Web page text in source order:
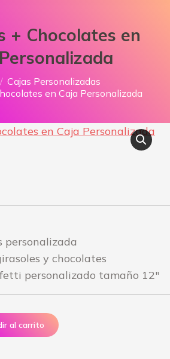
+ Chocolates en
Cajas Personalizadas
en Caja Personalizada
personalizada
y chocolates
personalizado tamaño 12″
al carrito